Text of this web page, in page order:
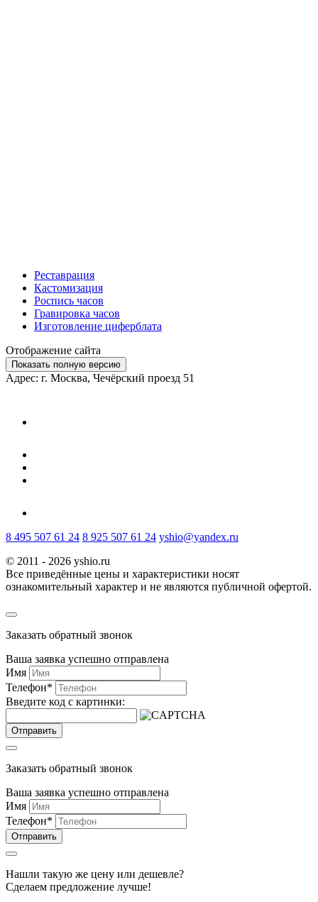
Реставрация
Кастомизация
Роспись часов
Гравировка часов
Изготовление циферблата
Отображение сайта
Показать полную версию
Адрес: г. Москва, Чечёрский проезд 51
8 495 507 61 24 8 925 507 61 24 yshio@yandex.ru
© 2011 - 2026 yshio.ru
Все приведённые цены и характеристики носят
ознакомительный характер и не являются публичной офертой.
Заказать обратный звонок
Ваша заявка успешно отправлена
Имя
Телефон*
Введите код с картинки:
Отправить
Заказать обратный звонок
Ваша заявка успешно отправлена
Имя
Телефон*
Отправить
Нашли такую же цену или дешевле?
Сделаем предложение лучше!